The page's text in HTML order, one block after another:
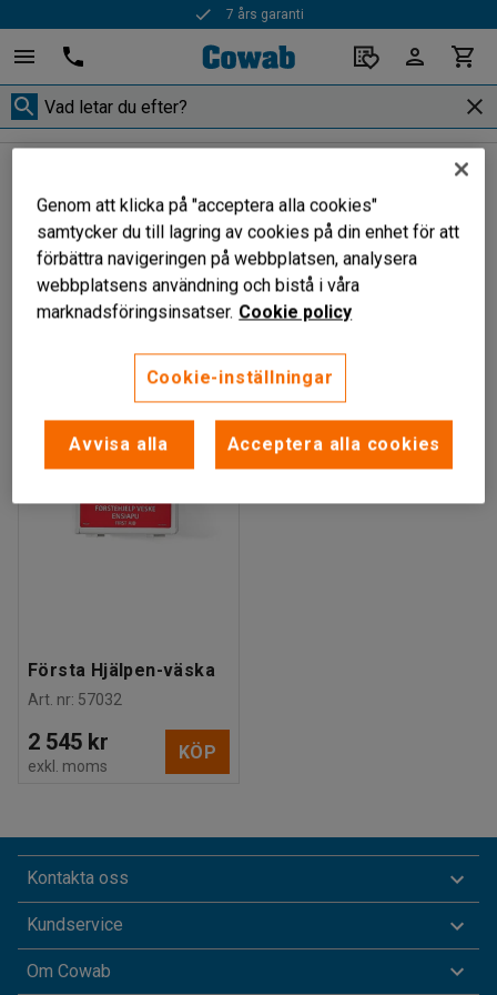
7 års garanti
Första hjälpen-väskor
Filtrera Sortera
Första Hjälpen-väska
Art. nr: 57032
2 545 kr
exkl. moms
KÖP
Kontakta oss
Kundservice
Om Cowab
Genom att klicka på "acceptera alla cookies"
samtycker du till lagring av cookies på din enhet för att
förbättra navigeringen på webbplatsen, analysera
webbplatsens användning och bistå i våra
marknadsföringsinsatser. Cookie policy
Cookie-inställningar
Avvisa alla Acceptera alla cookies